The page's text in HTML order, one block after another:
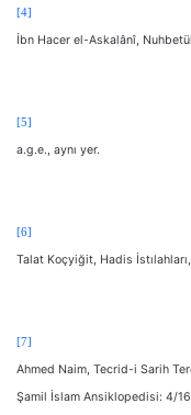
[4]
İbn Hacer el-Askalânî,
[5]
a.g.e., aynı yer.
[6]
Talat Koçyiğit, Hadis
[7]
Ahmed Naim, Tecrid-i Sarih
Şamil İslam Ansiklopedisi: 4/